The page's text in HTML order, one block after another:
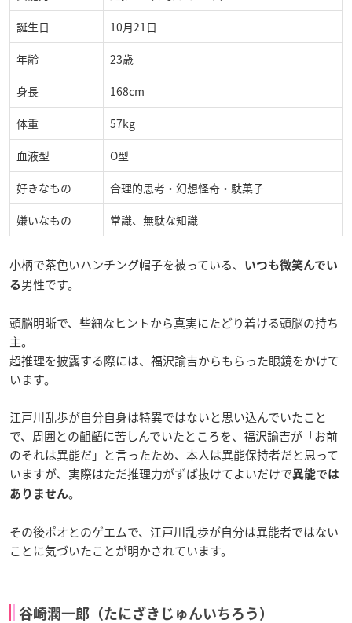
誕生日 10月21日
年齢 23歳
身長 168cm
体重 57kg
血液型 O型
好きなもの 合理的思考・幻想怪奇・駄菓子
嫌いなもの 常識、無駄な知識
小柄で茶色いハンチング帽子を被っている、
いつも微笑んでい
る 男性です。
頭脳明晰で、些細なヒントから真実にたどり着ける頭脳の持ち
主。
超推理を披露する際には、福沢諭吉からもらった眼鏡をかけて
います。
江戸川乱歩が自分自身は特異ではないと思い込んでいたこと
で、周囲との齟齬に苦しんでいたところを、福沢諭吉が「お前
のそれは異能だ」と言ったため、本人は異能保持者だと思って
いますが、実際はただ推理力がずば抜けてよいだけで異能では
ありません。
その後ポオとのゲエムで、江戸川乱歩が自分は異能者ではない
ことに気づいたことが明かされています。
谷崎潤一郎（たにざきじゅんいちろう）